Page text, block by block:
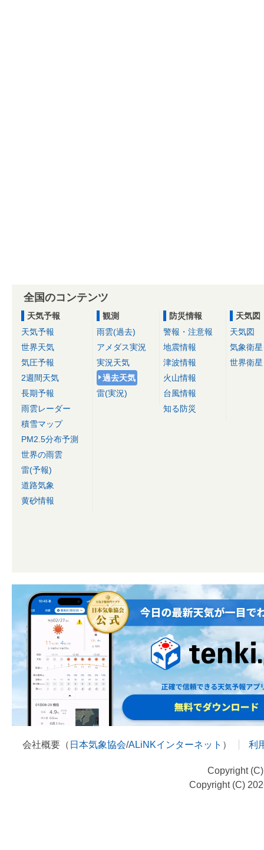
全国のコンテンツ
天気予報
天気予報
世界天気
気圧予報
2週間天気
長期予報
雨雲レーダー
積雪マップ
PM2.5分布予測
世界の雨雲
雷(予報)
道路気象
黄砂情報
観測
雨雲(過去)
アメダス実況
実況天気
過去天気
雷(実況)
防災情報
警報・注意報
地震情報
津波情報
火山情報
台風情報
知る防災
天気図
天気図
気象衛星
世界衛星
会社概要（ 日本気象協会/ALiNKインターネット ） 利
Copyright
Copyright (C)